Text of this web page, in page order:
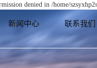
denied in /home/
新闻中心 联系我们